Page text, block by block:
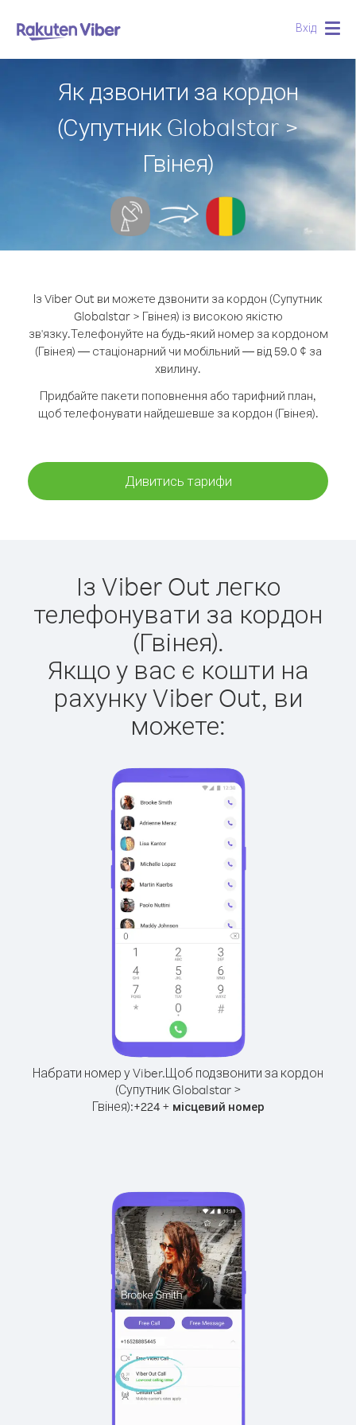
Вхід
Як дзвонити за кордон
(Супутник Globalstar >
Гвінея)
Із Viber Out ви можете дзвонити за кордон (Супутник
Globalstar > Гвінея) із високою якістю
зв'язку.Телефонуйте на будь-який номер за кордоном
(Гвінея) — стаціонарний чи мобільний — від 59.0 ¢ за
хвилину.
Придбайте пакети поповнення або тарифний план,
щоб телефонувати найдешевше за кордон (Гвінея).
Дивитись тарифи
Із Viber Out легко
телефонувати за кордон
(Гвінея).
Якщо у вас є кошти на
рахунку Viber Out, ви
можете:
Набрати номер у Viber.Щоб подзвонити за кордон
(Супутник Globalstar >
Гвінея):+224+ місцевий номер